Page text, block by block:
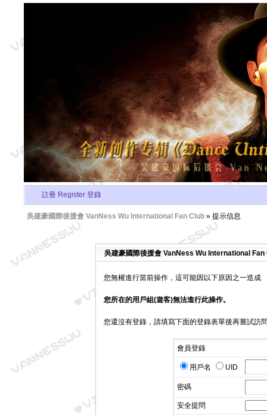
註冊 Register 登錄
吳建豪國際後援會 VanNess Wu International Fan Club » 提示信息
吳建豪國際後援會 VanNess Wu International Fan
您無權進行當前操作，這可能因以下原因之一造成
您所在的用戶組(遊客)無法進行此操作。
您還沒有登錄，請填寫下面的登錄表單後再嘗試訪
會員登錄
用戶名 UID
密碼
安全提問